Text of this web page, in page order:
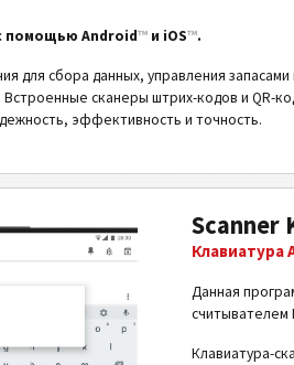
помощью Android™ и iOS™.
для сбора данных, управления
сканеры штрих-кодов и QR-
эффективность и точность.
Scanner
Клавиатура
Данная
считывателем
Клавиатура-